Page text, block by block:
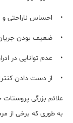
• احساس ناراحتی و
• ضعیف بودن جریان
• عدم توانایی در
• از دست دادن کنترل
علائم بزرگی
به طوری که برخی از